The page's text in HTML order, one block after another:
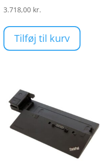
3.718,00 kr.
Tilføj til kurv